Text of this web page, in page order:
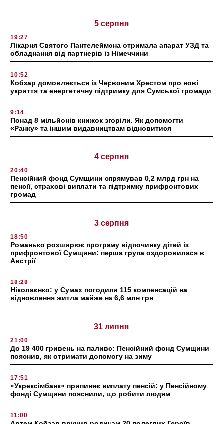
5 серпня
19:27
Лікарня Святого Пантелеймона отримала апарат УЗД та
обладнання від партнерів із Німеччини
10:52
Кобзар домовляється із Червоним Хрестом про нові
укриття та енергетичну підтримку для Сумської громади
9:14
Понад 8 мільйонів книжок згоріли. Як допомогти
«Ранку» та іншим видавництвам відновитися
4 серпня
20:40
Пенсійний фонд Сумщини спрямував 0,2 млрд грн на
пенсії, страхові виплати та підтримку прифронтових
громад
3 серпня
18:50
Романько розширює програму відпочинку дітей із
прифронтової Сумщини: перша група оздоровилася в
Австрії
18:28
Ніколаєнко: у Сумах погодили 115 компенсацій на
відновлення житла майже на 6,6 млн грн
31 липня
21:00
До 19 400 гривень на паливо: Пенсійний фонд Сумщини
пояснив, як отримати допомогу на зиму
17:51
«Укрексімбанк» припиняє виплату пенсій: у Пенсійному
фонді Сумщини пояснили, що робити людям
11:00